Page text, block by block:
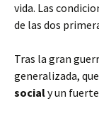
vida. Las
de las dos
Tras la gran
generalizada,
socialy un